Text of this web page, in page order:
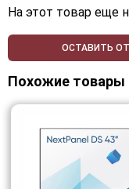
На этот товар еще
ОСТАВИТЬ
Похожие товары